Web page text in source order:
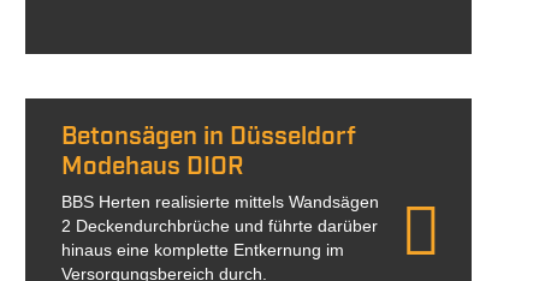
Betonsägen in Düsseldorf
Modehaus DIOR
BBS Herten realisierte mittels Wandsägen
2 Deckendurchbrüche und führte darüber
hinaus eine komplette Entkernung im
Versorgungsbereich durch.